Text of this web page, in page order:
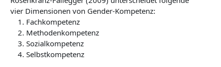
vier Dimensionen von Gender-Kompetenz:
Fachkompetenz
Methodenkompetenz
Sozialkompetenz
Selbstkompetenz